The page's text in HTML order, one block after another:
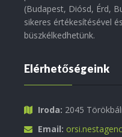
(Budapest, Diósd, Érd,
sikeres értékesítésével
büszkélkedhetünk.
Elérhetőségeink
Iroda: 2045
Email: